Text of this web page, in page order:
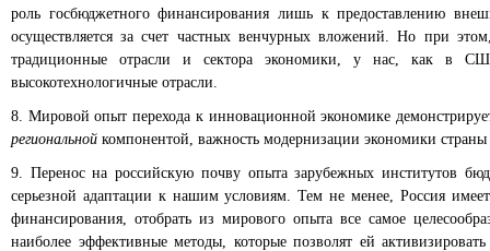
роль госбюджетного финансирования лишь к предоставлению
осуществляется за счет частных венчурных вложений. Но при
традиционные отрасли и сектора экономики, у нас, как в
высокотехнологичные отрасли.
8. Мировой опыт перехода к инновационной экономике
региональной компонентой, важность модернизации экономики
9. Перенос на российскую почву опыта зарубежных институтов
серьезной адаптации к нашим условиям. Тем не менее, Россия
финансирования, отобрать из мирового опыта все самое
наиболее эффективные методы, которые позволят ей